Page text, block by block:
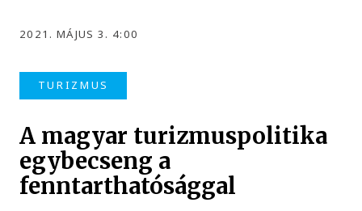
2021. MÁJUS 3. 4:00
TURIZMUS
A magyar turizmuspolitika
egybecseng a
fenntarthatósággal